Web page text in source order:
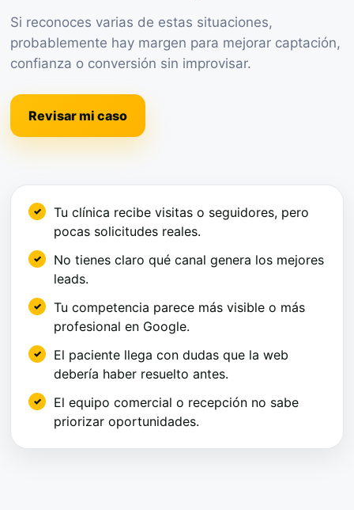
Si reconoces varias de estas situaciones,
probablemente hay margen para mejorar captación,
confianza o conversión sin improvisar.
Revisar mi caso
Tu clínica recibe visitas o seguidores, pero
pocas solicitudes reales.
No tienes claro qué canal genera los mejores
leads.
Tu competencia parece más visible o más
profesional en Google.
El paciente llega con dudas que la web
debería haber resuelto antes.
El equipo comercial o recepción no sabe
priorizar oportunidades.